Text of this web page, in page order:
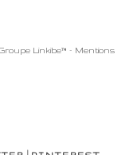
Linkibe™ - Mentions